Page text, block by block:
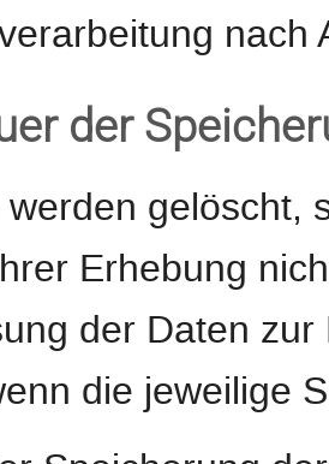
nach
der
gelöscht,
Erhebung
der Daten
die jeweilige